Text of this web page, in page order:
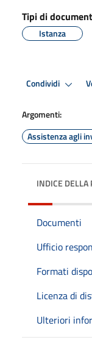
Tipi di
Istanza
Condividi
Argomenti:
Assistenza agli
INDICE DELLA
Documenti
Ufficio
Formati
Licenza di
Ulteriori